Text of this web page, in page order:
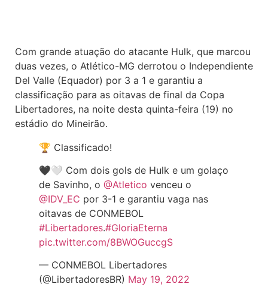
Com grande atuação do atacante Hulk, que marcou
duas vezes, o Atlético-MG derrotou o Independiente
Del Valle (Equador) por 3 a 1 e garantiu a
classificação para as oitavas de final da Copa
Libertadores, na noite desta quinta-feira (19) no
estádio do Mineirão.
🏆 Classificado!
🖤🤍 Com dois gols de Hulk e um golaço
de Savinho, o @Atletico venceu o
@IDV_EC por 3-1 e garantiu vaga nas
oitavas de CONMEBOL
#Libertadores.#GloriaEterna
pic.twitter.com/8BWOGuccgS
— CONMEBOL Libertadores
(@LibertadoresBR) May 19, 2022